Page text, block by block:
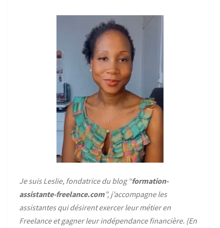
Je suis Leslie, fondatrice du blog “formation-
assistante-freelance.com”, j’accompagne les
assistantes qui désirent exercer leur métier en
Freelance et gagner leur indépendance financière. {En